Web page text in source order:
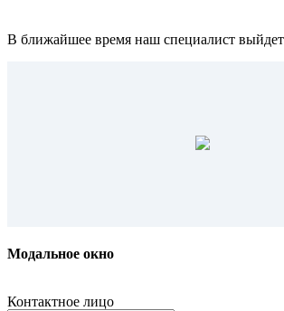
В ближайшее время наш специалист выйдет
Модальное окно
Контактное лицо